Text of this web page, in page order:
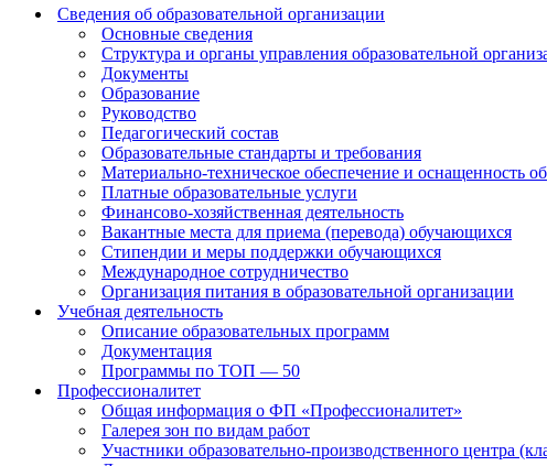
Сведения об образовательной организации
Основные сведения
Структура и органы управления образовательной
Документы
Образование
Руководство
Педагогический состав
Образовательные стандарты и требования
Материально-техническое обеспечение и оснащенность
Платные образовательные услуги
Финансово-хозяйственная деятельность
Вакантные места для приема (перевода) обучающихся
Стипендии и меры поддержки обучающихся
Международное сотрудничество
Организация питания в образовательной организации
Учебная деятельность
Описание образовательных программ
Документация
Программы по ТОП — 50
Профессионалитет
Общая информация о ФП «Профессионалитет»
Галерея зон по видам работ
Участники образовательно-производственного центра